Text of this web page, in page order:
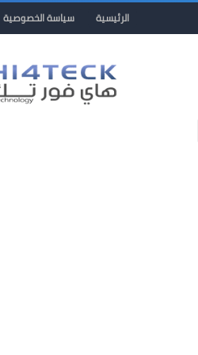
الرئيسية سياسة الخصوصية